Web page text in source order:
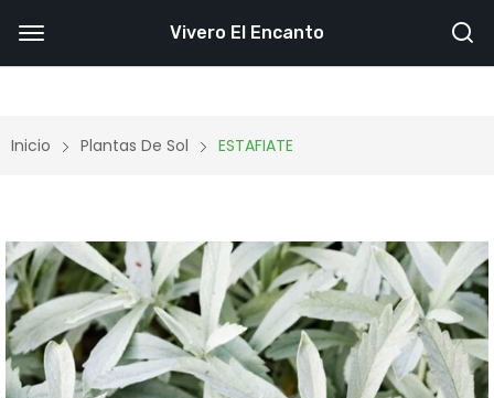
Inicio Plantas De Sol ESTAFIATE
Vivero El Encanto